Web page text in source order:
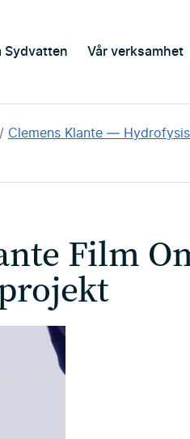
Sydvatten Vår verksamhet
Clemens Klante —
Film